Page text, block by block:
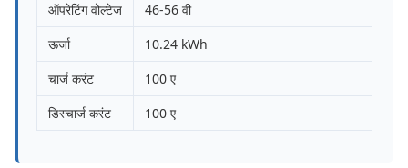
ऑपरेटिंग वोल्टेज
46-56 वी
ऊर्जा
10.24 kWh
चार्ज करंट
100 ए
डिस्चार्ज करंट
100 ए